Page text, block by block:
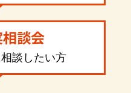
談会
談したい方